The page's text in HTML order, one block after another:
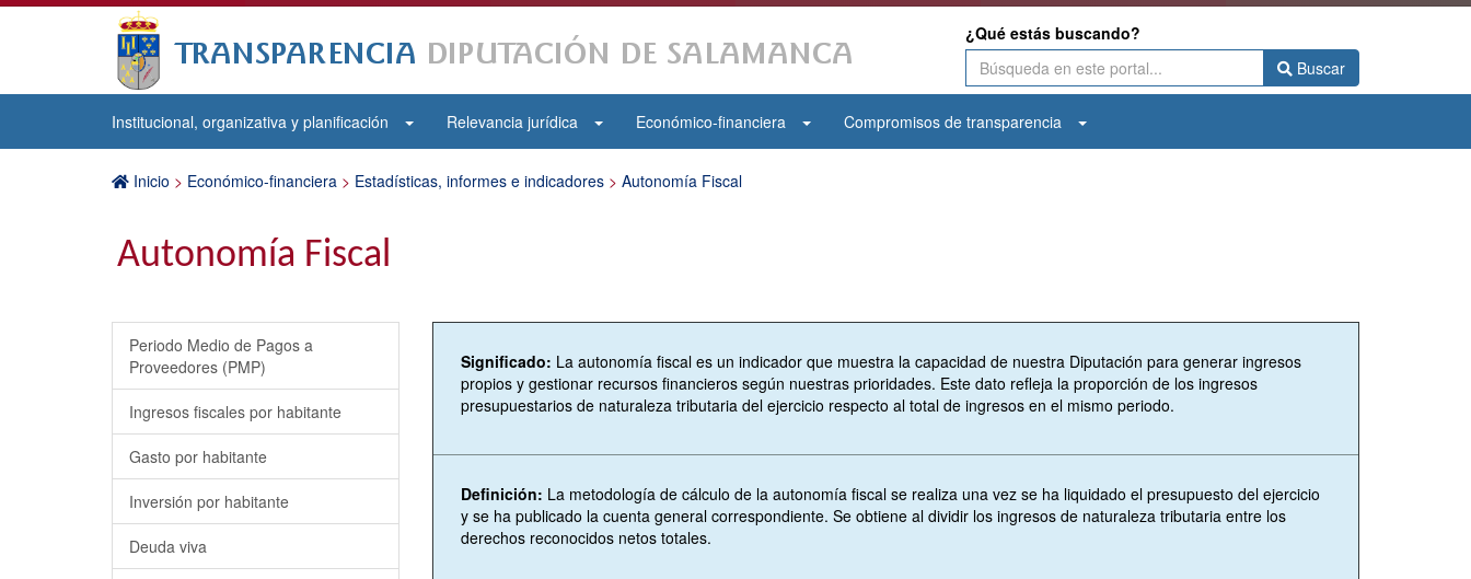
¿Qué estás buscando?
Buscar
Institucional, organizativa y planificación Relevancia jurídica Económico-financiera Compromisos de transparencia
Inicio > Económico-financiera > Estadísticas, informes e indicadores > Autonomía Fiscal
Autonomía Fiscal
Periodo Medio de Pagos a
Proveedores (PMP)
Ingresos fiscales por habitante
Gasto por habitante
Inversión por habitante
Deuda viva
Significado: La autonomía fiscal es un indicador que muestra la capacidad de nuestra Diputación para generar ingresos
propios y gestionar recursos financieros según nuestras prioridades. Este dato refleja la proporción de los ingresos
presupuestarios de naturaleza tributaria del ejercicio respecto al total de ingresos en el mismo periodo.
Definición: La metodología de cálculo de la autonomía fiscal se realiza una vez se ha liquidado el presupuesto del ejercicio
y se ha publicado la cuenta general correspondiente. Se obtiene al dividir los ingresos de naturaleza tributaria entre los
derechos reconocidos netos totales.